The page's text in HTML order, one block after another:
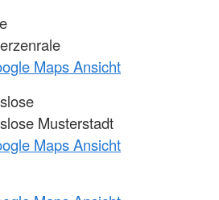
Maps Ansicht
Musterstadt
Maps Ansicht